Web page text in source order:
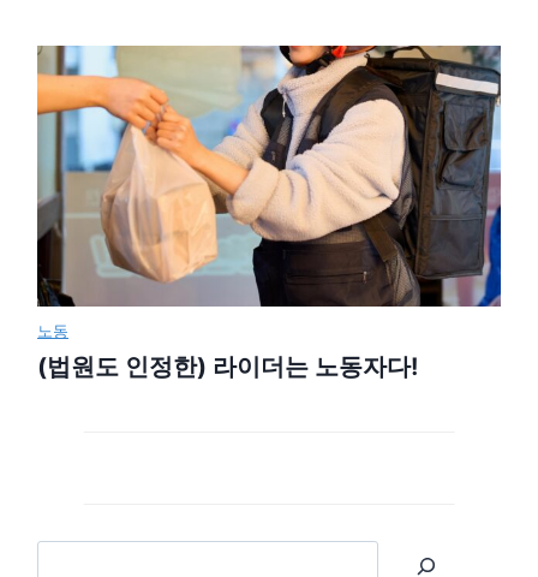
노동
(법원도 인정한) 라이더는 노동자다!